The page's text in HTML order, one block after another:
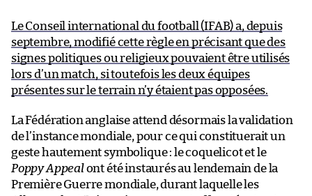
Le Conseil international du football (IFAB) a, depuis
septembre, modifié cette règle en précisant que des
signes politiques ou religieux pouvaient être utilisés
lors d’un match, si toutefois les deux équipes
présentes sur le terrain n’y étaient pas opposées.
La Fédération anglaise attend désormais la validation
de l’instance mondiale, pour ce qui constituerait un
geste hautement symbolique : le coquelicot et le
Poppy Appealont été instaurés au lendemain de la
Première Guerre mondiale, durant laquelle les